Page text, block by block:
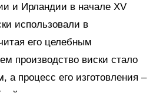
и Ирландии в начале XV
использовали в
его целебным
производство виски стало
а процесс его изготовления –